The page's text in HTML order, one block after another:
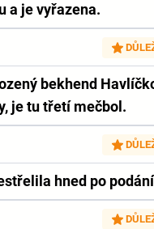
a je vyřazena.
bekhend
je tu třetí mečbol.
hned po